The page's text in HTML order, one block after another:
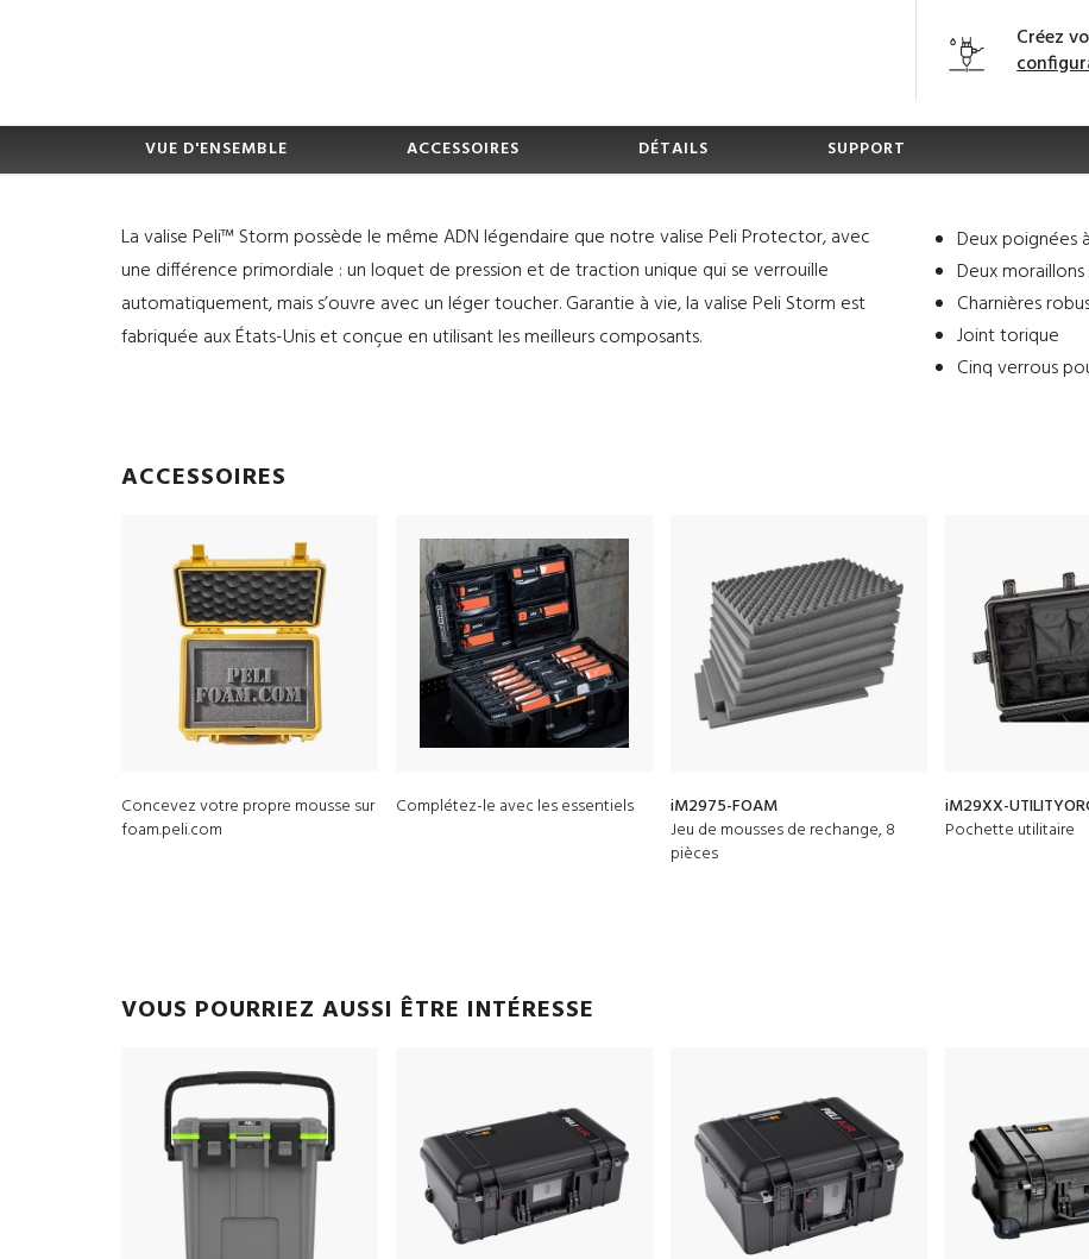
Créez
VUE D'ENSEMBLE ACCESSOIRES DÉTAILS SUPPORT
La valise Peli™ Storm possède le même ADN légendaire que notre valise Peli Protector, avec
une différence primordiale : un loquet de pression et de traction unique qui se verrouille
automatiquement, mais s’ouvre avec un léger toucher. Garantie à vie, la valise Peli Storm est
fabriquée aux États-Unis et conçue en utilisant les meilleurs composants.
Deux poignées
Deux
Charnières
Joint torique
Cinq verrous
ACCESSOIRES
Concevez votre propre mousse sur
foam.peli.com
Complétez-le avec les essentiels
iM2975-FOAM
Jeu de mousses de rechange, 8
pièces
iM29XX-
Pochette utilitaire
VOUS POURRIEZ AUSSI ÊTRE INTÉRESSE